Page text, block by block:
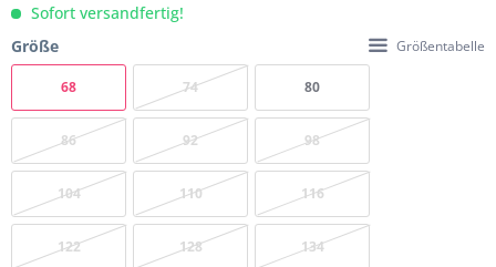
Sofort versandfertig!
Größe
Größentabelle
68 74 80
86 92 98
104 110 116
122 128 134